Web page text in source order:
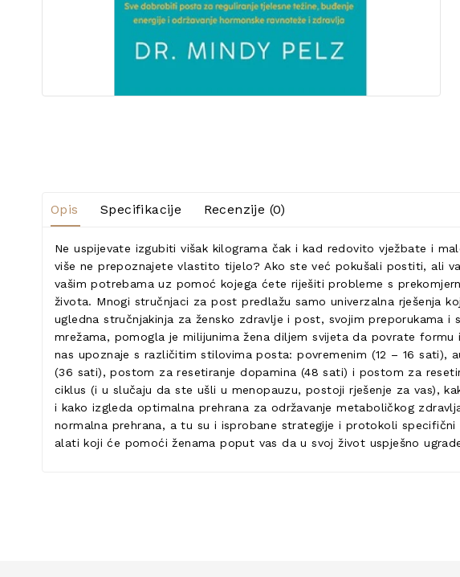
Opis Specifikacije Recenzije (0)
Ne uspijevate izgubiti višak kilograma čak i kad redovito vježbate i
više ne prepoznajete vlastito tijelo? Ako ste već pokušali postiti, ali
vašim potrebama uz pomoć kojega ćete riješiti probleme s
života. Mnogi stručnjaci za post predlažu samo univerzalna rješenja
ugledna stručnjakinja za žensko zdravlje i post, svojim preporukama
mrežama, pomogla je milijunima žena diljem svijeta da povrate
nas upoznaje s različitim stilovima posta: povremenim (12 – 16
(36 sati), postom za resetiranje dopamina (48 sati) i postom za
ciklus (i u slučaju da ste ušli u menopauzu, postoji rješenje za vas),
i kako izgleda optimalna prehrana za održavanje metaboličkog
normalna prehrana, a tu su i isprobane strategije i protokoli
alati koji će pomoći ženama poput vas da u svoj život uspješno